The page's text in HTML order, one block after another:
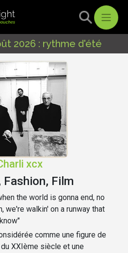
2026 : rythme d'été
xcx
Fashion, Film
the world is gonna end, no
we're walkin' on a runway that
comme une figure de
XXIème siècle et une